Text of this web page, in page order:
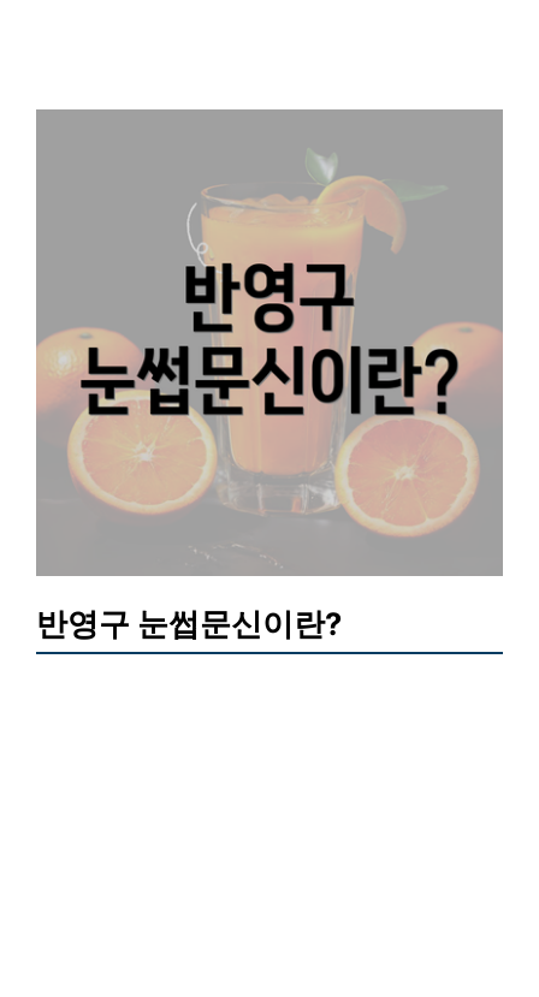
반영구 눈썹문신이란?